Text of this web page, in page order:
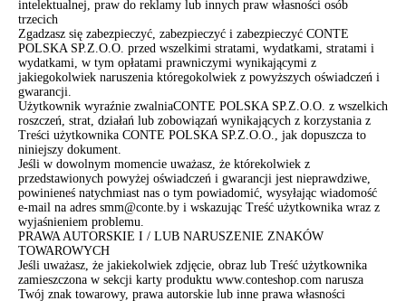
intelektualnej, praw do reklamy lub innych praw własności osób
trzecich
Zgadzasz się zabezpieczyć, zabezpieczyć i zabezpieczyć CONTE
POLSKA SP.Z.O.O. przed wszelkimi stratami, wydatkami, stratami i
wydatkami, w tym opłatami prawniczymi wynikającymi z
jakiegokolwiek naruszenia któregokolwiek z powyższych oświadczeń i
gwarancji.
Użytkownik wyraźnie zwalniaCONTE POLSKA SP.Z.O.O. z wszelkich
roszczeń, strat, działań lub zobowiązań wynikających z korzystania z
Treści użytkownika CONTE POLSKA SP.Z.O.O., jak dopuszcza to
niniejszy dokument.
Jeśli w dowolnym momencie uważasz, że którekolwiek z
przedstawionych powyżej oświadczeń i gwarancji jest nieprawdziwe,
powinieneś natychmiast nas o tym powiadomić, wysyłając wiadomość
e-mail na adres smm@conte.by i wskazując Treść użytkownika wraz z
wyjaśnieniem problemu.
PRAWA AUTORSKIE I / LUB NARUSZENIE ZNAKÓW
TOWAROWYCH
Jeśli uważasz, że jakiekolwiek zdjęcie, obraz lub Treść użytkownika
zamieszczona w sekcji karty produktu www.conteshop.com narusza
Twój znak towarowy, prawa autorskie lub inne prawa własności